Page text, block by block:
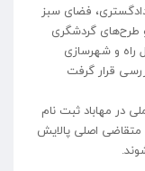
فضای سبز
طرح‌های گردشگری
راه و شهرسازی
قرار گرفت
مسکن ملی در مهاباد ثبت نام
و ۲۰۰ مورد به عنوان متقاضی اصلی پالایش